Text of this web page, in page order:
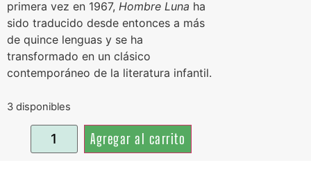
primera vez en 1967, Hombre Luna ha
sido traducido desde entonces a más
de quince lenguas y se ha
transformado en un clásico
contemporáneo de la literatura infantil.
3 disponibles
Agregar al carrito